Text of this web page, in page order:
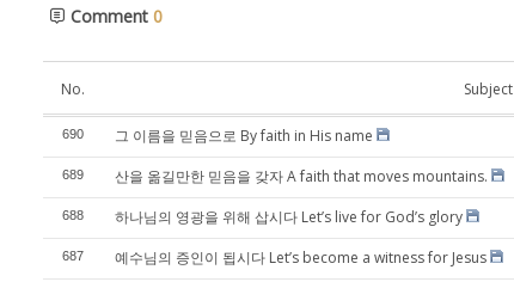
Comment 0
No. Subject
690 그 이름을 믿음으로 By faith in His name
689 산을 옮길만한 믿음을 갖자 A faith that moves mountains.
688 하나님의 영광을 위해 삽시다 Let’s live for God’s glory
687 예수님의 증인이 됩시다 Let’s become a witness for Jesus